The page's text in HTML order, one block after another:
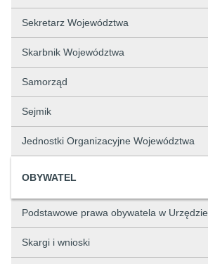
Sekretarz Województwa
Skarbnik Województwa
Samorząd
Sejmik
Jednostki Organizacyjne Województwa
OBYWATEL
Podstawowe prawa obywatela w Urzędzie
Skargi i wnioski